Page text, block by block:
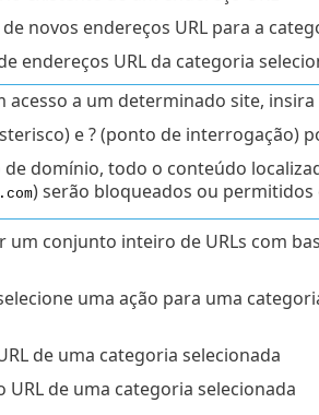
novos endereços URL para a
endereços URL da categoria
a um determinado site,
e ? (ponto de interrogação)
domínio, todo o conteúdo
) serão bloqueados ou permitidos
conjunto inteiro de URLs com
uma ação para uma
de uma categoria selecionada
de uma categoria selecionada